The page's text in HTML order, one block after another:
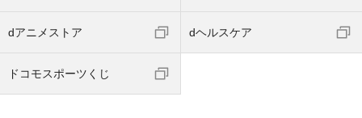
dアニメストア dヘルスケア
ドコモスポーツくじ